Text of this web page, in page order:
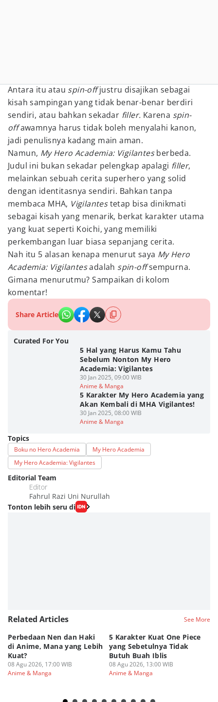
Antara itu atau spin-offjustru disajikan sebagai
kisah sampingan yang tidak benar-benar berdiri
sendiri, atau bahkan sekadar filler. Karena spin-
offawamnya harus tidak boleh menyalahi kanon,
jadi penulisnya kadang main aman.
Namun, My Hero Academia: Vigilantesberbeda.
Judul ini bukan sekadar pelengkap apalagi filler,
melainkan sebuah cerita superhero yang solid
dengan identitasnya sendiri. Bahkan tanpa
membaca MHA, Vigilantestetap bisa dinikmati
sebagai kisah yang menarik, berkat karakter utama
yang kuat seperti Koichi, yang memiliki
perkembangan luar biasa sepanjang cerita.
Nah itu 5 alasan kenapa menurut saya My Hero
Academia: Vigilantesadalah spin-offsempurna.
Gimana menurutmu? Sampaikan di kolom
komentar!
Share Article
Curated For You
5 Hal yang Harus Kamu Tahu
Sebelum Nonton My Hero
Academia: Vigilantes
30 Jan 2025, 09:00 WIB
Anime & Manga
5 Karakter My Hero Academia yang
Akan Kembali di MHA Vigilantes!
30 Jan 2025, 08:00 WIB
Anime & Manga
Topics
Boku no Hero Academia
My Hero Academia
My Hero Academia: Vigilantes
Editorial Team
Editor
Fahrul Razi Uni Nurullah
Tonton lebih seru di
Related Articles See More
Perbedaan Nen dan Haki
di Anime, Mana yang Lebih
Kuat?
08 Agu 2026, 17:00 WIB
Anime & Manga
5 Karakter Kuat One Piece
yang Sebetulnya Tidak
Butuh Buah Iblis
08 Agu 2026, 13:00 WIB
Anime & Manga